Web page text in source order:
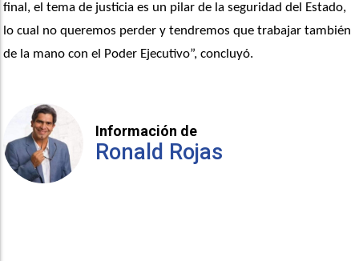
final, el tema de justicia es un pilar de la seguridad del Estado,
lo cual no queremos perder y tendremos que trabajar también
de la mano con el Poder Ejecutivo”, concluyó.
Información de
Ronald Rojas